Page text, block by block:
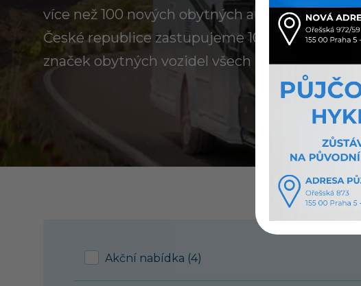
více než 100 nových obytných aut a karavanů. V
České republice zastupujeme 10 evropských
značek obytných vozidel všech kategorií.
Akční nabídka (4)